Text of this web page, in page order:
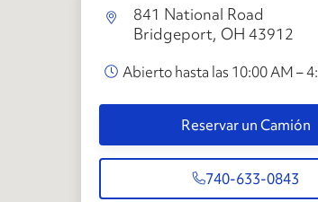
841 National Road
Bridgeport, OH 43912
Abierto hasta las 10:00 AM –
Reservar un Camión
740-633-0843